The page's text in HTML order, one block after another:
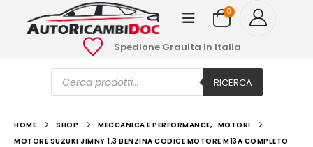
0
Spedione Grauita in Italia
Ricerca
prodotti RICERCA
HOME SHOP MECCANICA E PERFORMANCE, MOTORI
MOTORE SUZUKI JIMNY 1.3 BENZINA CODICE MOTORE M13A COMPLETO